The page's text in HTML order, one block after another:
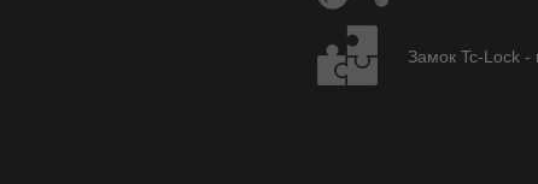
Замок Tc-Lock -